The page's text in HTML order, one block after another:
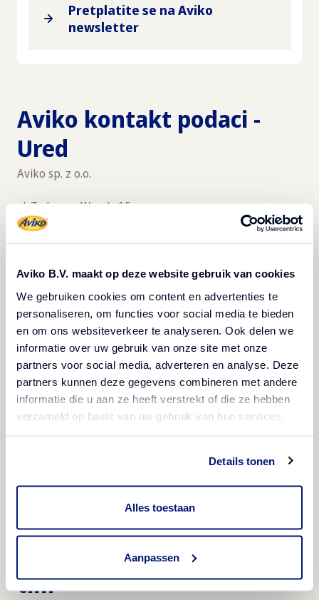
Aviko B.V. maakt op deze website gebruik van cookies
We gebruiken cookies om content en advertenties te
personaliseren, om functies voor social media te bieden
en om ons websiteverkeer te analyseren. Ook delen we
informatie over uw gebruik van onze site met onze
partners voor social media, adverteren en analyse. Deze
partners kunnen deze gegevens combineren met andere
informatie die u aan ze heeft verstrekt of die ze hebben
verzameld op basis van uw gebruik van hun services.
Details tonen
Alles toestaan
Aanpassen
Pretplatite se na Aviko
newsletter
Aviko kontakt podaci -
Ured
Aviko sp. z o.o.
ul. Tadeusza Wendy 15
Poland
e-mail:office@aviko.pl
Nazovite nas
Zvonimir Lovrić - Key Account Manager Croatia and
Slovenia
tel.+385 989954769
Upoznajte Aviko prodajni
tim